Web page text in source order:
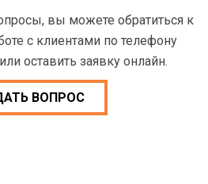
вы можете обратиться к
с клиентами по телефону
или оставить заявку онлайн.
ВОПРОС